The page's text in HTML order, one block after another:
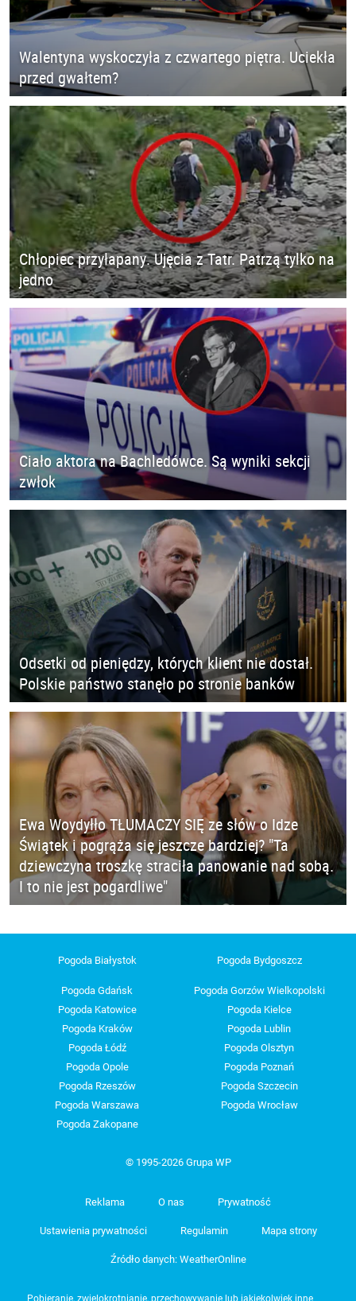
Walentyna wyskoczyła z czwartego piętra. Uciekła
przed gwałtem?
Chłopiec przyłapany. Ujęcia z Tatr. Patrzą tylko na
jedno
Ciało aktora na Bachledówce. Są wyniki sekcji
zwłok
Odsetki od pieniędzy, których klient nie dostał.
Polskie państwo stanęło po stronie banków
Ewa Woydyłło TŁUMACZY SIĘ ze słów o Idze
Świątek i pogrąża się jeszcze bardziej? "Ta
dziewczyna troszkę straciła panowanie nad sobą.
I to nie jest pogardliwe"
Pogoda Białystok Pogoda Bydgoszcz
Pogoda Gdańsk
Pogoda Gorzów Wielkopolski
Pogoda Katowice
Pogoda Kielce
Pogoda Kraków
Pogoda Lublin
Pogoda Łódź
Pogoda Olsztyn
Pogoda Opole
Pogoda Poznań
Pogoda Rzeszów
Pogoda Szczecin
Pogoda Warszawa
Pogoda Wrocław
Pogoda Zakopane
© 1995-2026 Grupa WP
Reklama O nas Prywatność
Ustawienia prywatności Regulamin Mapa strony
Źródło danych: WeatherOnline
Pobieranie, zwielokrotnianie, przechowywanie lub jakiekolwiek inne